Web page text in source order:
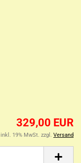
329,00 EUR
inkl. 19% MwSt. zzgl. Versand